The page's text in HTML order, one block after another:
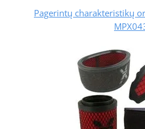
Pagerintų charakteristikų